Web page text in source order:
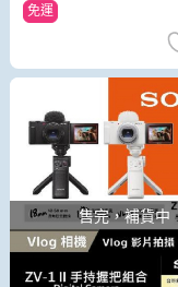
免運
售完，補貨中